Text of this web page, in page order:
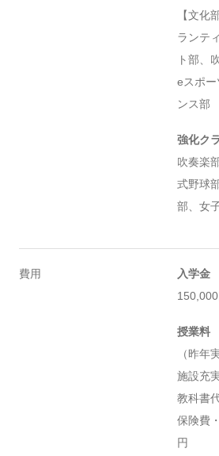
【文化
ランテ
ト部、
eスポ
ンス部
強化ク
吹奏楽
式野球
部、女
費用
入学金
150,000
授業料
（昨年
施設充
教科書
保険費
円